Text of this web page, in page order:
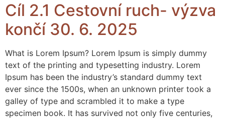
Cíl 2.1 Cestovní ruch- výzva
končí 30. 6. 2025
What is Lorem Ipsum? Lorem Ipsum is simply dummy
text of the printing and typesetting industry. Lorem
Ipsum has been the industry’s standard dummy text
ever since the 1500s, when an unknown printer took a
galley of type and scrambled it to make a type
specimen book. It has survived not only five centuries,